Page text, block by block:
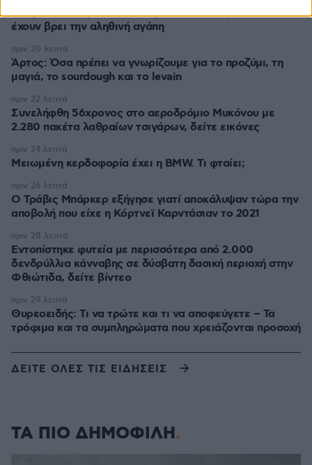
Μέχρι το τέλος του καλοκαιριού αυτά τα ζώδια θα
έχουν βρει την αληθινή αγάπη
Άρτος: Όσα πρέπει να γνωρίζουμε για το προζύμι, τη
μαγιά, το sourdough και το levain
πριν 20 λεπτά
Συνελήφθη 56χρονος στο αεροδρόμιο Μυκόνου με
2.280 πακέτα λαθραίων τσιγάρων, δείτε εικόνες
πριν 22 λεπτά
Μειωμένη κερδοφορία έχει η BMW. Τι φταίει;
πριν 24 λεπτά
O Τράβις Μπάρκερ εξήγησε γιατί αποκάλυψαν τώρα την
αποβολή που είχε η Κόρτνεϊ Καρντάσιαν το 2021
πριν 26 λεπτά
Εντοπίστηκε φυτεία με περισσότερα από 2.000
δενδρύλλια κάνναβης σε δύσβατη δασική περιοχή στην
Φθιώτιδα, δείτε βίντεο
πριν 28 λεπτά
Θυρεοειδής: Τι να τρώτε και τι να αποφεύγετε – Τα
τρόφιμα και τα συμπληρώματα που χρειάζονται προσοχή
πριν 29 λεπτά
ΔΕΙΤΕ ΟΛΕΣ ΤΙΣ ΕΙΔΗΣΕΙΣ
ΤΑ ΠΙΟ ΔΗΜΟΦΙΛΗ